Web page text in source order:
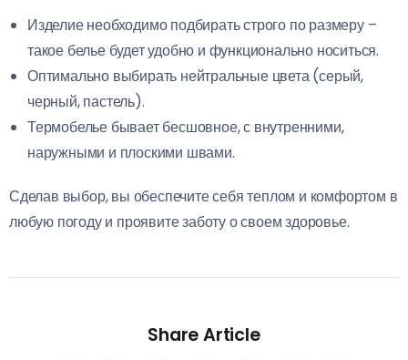
Изделие необходимо подбирать строго по размеру –
такое белье будет удобно и функционально носиться.
Оптимально выбирать нейтральные цвета (серый,
черный, пастель).
Термобелье бывает бесшовное, с внутренними,
наружными и плоскими швами.
Сделав выбор, вы обеспечите себя теплом и комфортом в
любую погоду и проявите заботу о своем здоровье.
Share Article